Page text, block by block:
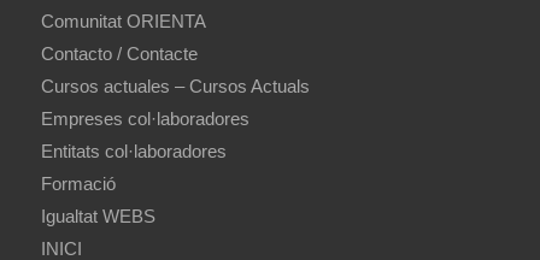
Comunitat ORIENTA
Contacto / Contacte
Cursos actuales – Cursos Actuals
Empreses col·laboradores
Entitats col·laboradores
Formació
Igualtat WEBS
INICI